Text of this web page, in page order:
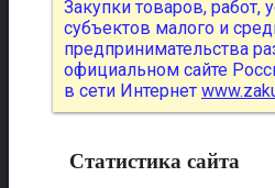
Закупки товаров, работ,
субъектов малого и
предпринимательства
официальном сайте
в сети Интернет
Статистика сайта